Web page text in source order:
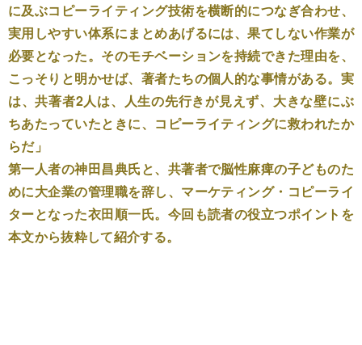
に及ぶコピーライティング技術を横断的につなぎ合わせ、
実用しやすい体系にまとめあげるには、果てしない作業が
必要となった。そのモチベーションを持続できた理由を、
こっそりと明かせば、著者たちの個人的な事情がある。実
は、共著者2人は、人生の先行きが見えず、大きな壁にぶ
ちあたっていたときに、コピーライティングに救われたか
らだ」
第一人者の神田昌典氏と、共著者で脳性麻痺の子どものた
めに大企業の管理職を辞し、マーケティング・コピーライ
ターとなった衣田順一氏。今回も読者の役立つポイントを
本文から抜粋して紹介する。